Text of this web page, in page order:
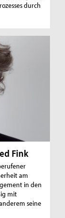
durch
Fink
am
in den
mit
seine